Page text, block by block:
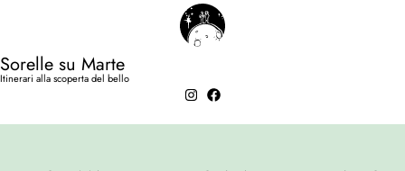
Sorelle su Marte
Itinerari alla scoperta del bello